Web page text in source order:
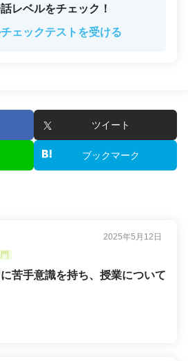
レベルをチェック！
ェックテストを受ける
ツイート
ブックマーク
2025年5月12日
苦手意識を持ち、授業について